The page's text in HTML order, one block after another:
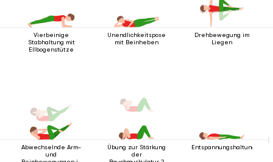
Vierbeinige
Stabhaltung mit
Ellbogenstütze
Unendlichkeitspose
mit Beinheben
Drehbewegung im
Liegen
Abwechselnde Arm-
und
Übung zur Stärkung
der
Entspannungshaltung